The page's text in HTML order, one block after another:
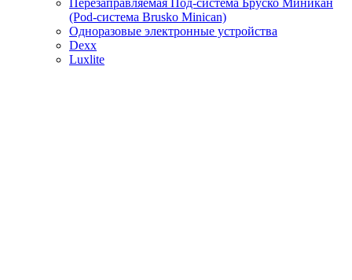
Перезаправляемая Под-система Бруско Миникан
(Pod-система Brusko Minican)
Одноразовые электронные устройства
Dexx
Luxlite